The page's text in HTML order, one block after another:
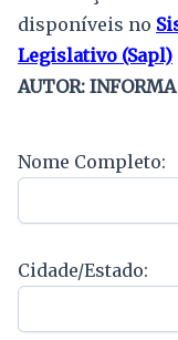
disponíveis no
Legislativo (Sapl)
AUTOR:
Nome Completo:
Cidade/Estado: